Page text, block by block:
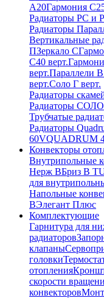
А20Гармония
Радиаторы РС и
Радиаторы
Вертикальные
ПЗеркало С
С40 верт.
верт.Параллели В
верт.Соло Г верт.
Радиаторы
Радиаторы СОЛО
Трубчатые
Радиаторы
60VQUADRUM
Конвекторы
Внутрипольные
Нерж ВБриз В
для
Напольные
ВЭлегант Плюс
Комплектующие
Гарнитура для
радиаторов
клапаны
головки
отопления
скорости
конвекторов